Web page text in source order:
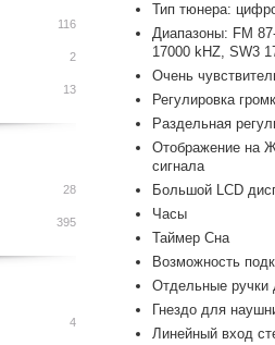
Тип тюнера:
Диапазоны: FM
17000 kHZ, SW3
Очень
Регулировка
Раздельная
Отображение на
сигнала
Большой LCD
Часы
Таймер Сна
Возможность
Отдельные ручки
Гнездо для
Линейный вход
116
2
13
28
395
4